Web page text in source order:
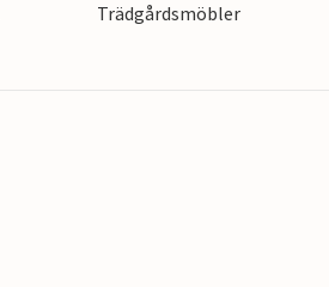
Trädgårdsmöbler